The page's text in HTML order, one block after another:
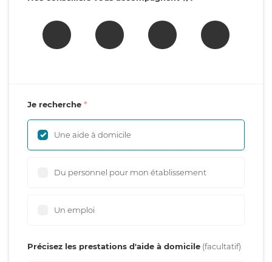
Je recherche
Une aide à domicile
Du personnel pour mon établissement
Un emploi
Précisez les prestations d'aide à domicile